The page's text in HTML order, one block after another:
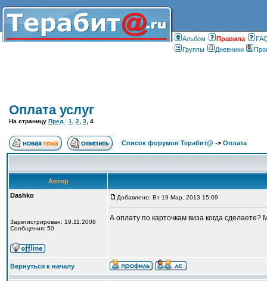
Альбом Правилa
Группы
Дневники
Оплата услуг
На страницу Пред. 1 2 3 4
Список форумов Терабит@ -> Оплата
Автор
Dashko
Зарегистрирован: 19.11.2008
Сообщения: 50
Добавлено: Вт 19 Мар, 2013 15:09
А оплату по карточкам виза когда
Вернуться к началу